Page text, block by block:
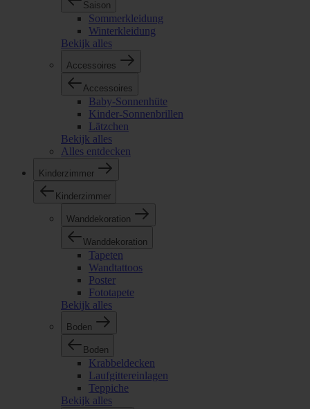
Saison
Sommerkleidung
Winterkleidung
Bekijk alles
Accessoires
Accessoires
Baby-Sonnenhüte
Kinder-Sonnenbrillen
Lätzchen
Bekijk alles
Alles entdecken
Kinderzimmer
Kinderzimmer
Wanddekoration
Wanddekoration
Tapeten
Wandtattoos
Poster
Fototapete
Bekijk alles
Boden
Boden
Krabbeldecken
Laufgittereinlagen
Teppiche
Bekijk alles